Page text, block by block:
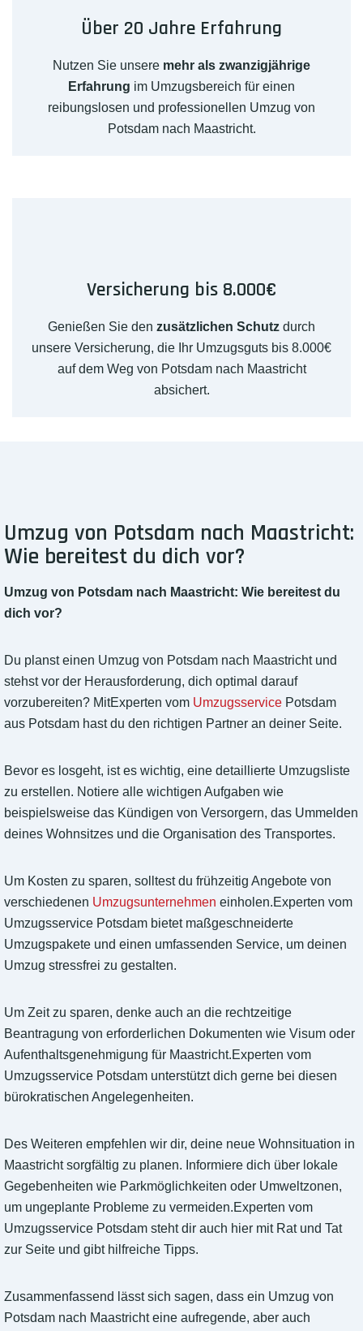
Über 20 Jahre Erfahrung
Nutzen Sie unsere mehr als zwanzigjährige
Erfahrung im Umzugsbereich für einen
reibungslosen und professionellen Umzug von
Potsdam nach Maastricht.
Versicherung bis 8.000€
Genießen Sie den zusätzlichen Schutz durch
unsere Versicherung, die Ihr Umzugsguts bis 8.000€
auf dem Weg von Potsdam nach Maastricht
absichert.
Umzug von Potsdam nach Maastricht:
Wie bereitest du dich vor?
Umzug von Potsdam nach Maastricht: Wie bereitest du
dich vor?
Du planst einen Umzug von Potsdam nach Maastricht und
stehst vor der Herausforderung, dich optimal darauf
vorzubereiten? MitExperten vom Umzugsservice Potsdam
aus Potsdam hast du den richtigen Partner an deiner Seite.
Bevor es losgeht, ist es wichtig, eine detaillierte Umzugsliste
zu erstellen. Notiere alle wichtigen Aufgaben wie
beispielsweise das Kündigen von Versorgern, das Ummelden
deines Wohnsitzes und die Organisation des Transportes.
Um Kosten zu sparen, solltest du frühzeitig Angebote von
verschiedenen Umzugsunternehmen einholen.Experten vom
Umzugsservice Potsdam bietet maßgeschneiderte
Umzugspakete und einen umfassenden Service, um deinen
Umzug stressfrei zu gestalten.
Um Zeit zu sparen, denke auch an die rechtzeitige
Beantragung von erforderlichen Dokumenten wie Visum oder
Aufenthaltsgenehmigung für Maastricht.Experten vom
Umzugsservice Potsdam unterstützt dich gerne bei diesen
bürokratischen Angelegenheiten.
Des Weiteren empfehlen wir dir, deine neue Wohnsituation in
Maastricht sorgfältig zu planen. Informiere dich über lokale
Gegebenheiten wie Parkmöglichkeiten oder Umweltzonen,
um ungeplante Probleme zu vermeiden.Experten vom
Umzugsservice Potsdam steht dir auch hier mit Rat und Tat
zur Seite und gibt hilfreiche Tipps.
Zusammenfassend lässt sich sagen, dass ein Umzug von
Potsdam nach Maastricht eine aufregende, aber auch